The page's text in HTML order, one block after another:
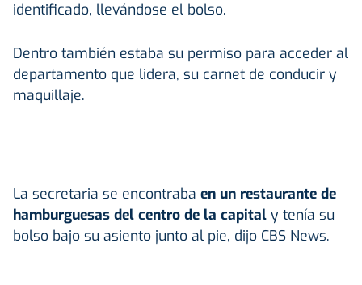
identificado, llevándose el bolso.
Dentro también estaba su permiso para acceder al
departamento que lidera, su carnet de conducir y
maquillaje.
La secretaria se encontraba en un restaurante de
hamburguesas del centro de la capital y tenía su
bolso bajo su asiento junto al pie, dijo CBS News.